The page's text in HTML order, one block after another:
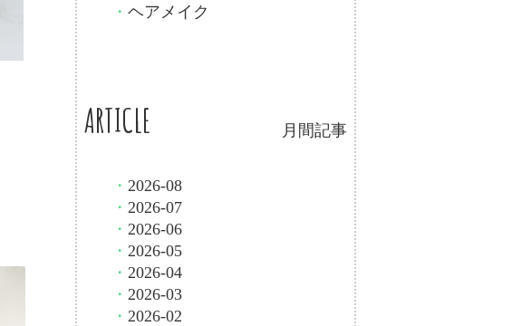
・ ヘアメイク
ARTICLE 月間記事
・ 2026-08
・ 2026-07
・ 2026-06
・ 2026-05
・ 2026-04
・ 2026-03
・ 2026-02